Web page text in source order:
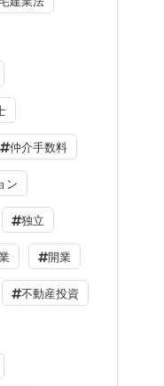
仲介手数料
ン
独立
開業
不動産投資